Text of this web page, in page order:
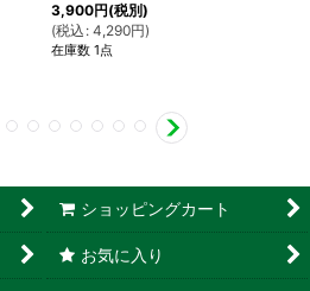
3,900円(税別)
(税込 : 4,290円)
在庫数 1点
ショッピングカート
お気に入り